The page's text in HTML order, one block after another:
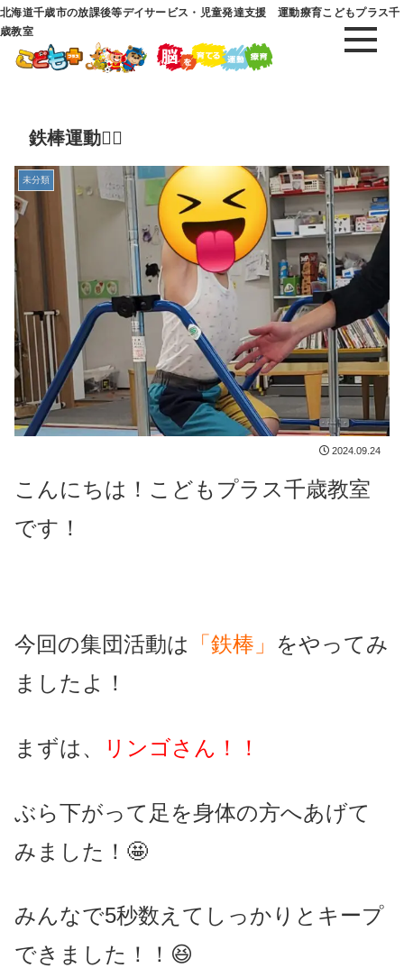
北海道千歳市の放課後等デイサービス・児童発達支援 運動療育こどもプラス千
歳教室
鉄棒運動🤸‍♂️
未分類
2024.09.24
こんにちは！こどもプラス千歳教室
です！
今回の集団活動は 「鉄棒」 をやってみ
ましたよ！
まずは、 リンゴさん！！
ぶら下がって足を身体の方へあげて
みました！🤩
みんなで5秒数えてしっかりとキープ
できました！！😆